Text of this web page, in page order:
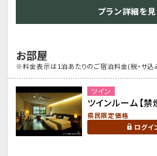
プラン詳細を
お部屋
※料金表示は1泊あたりのご宿泊料金(税・サ込
ツイン
ツインルーム【禁
県民限定価格
ログイ